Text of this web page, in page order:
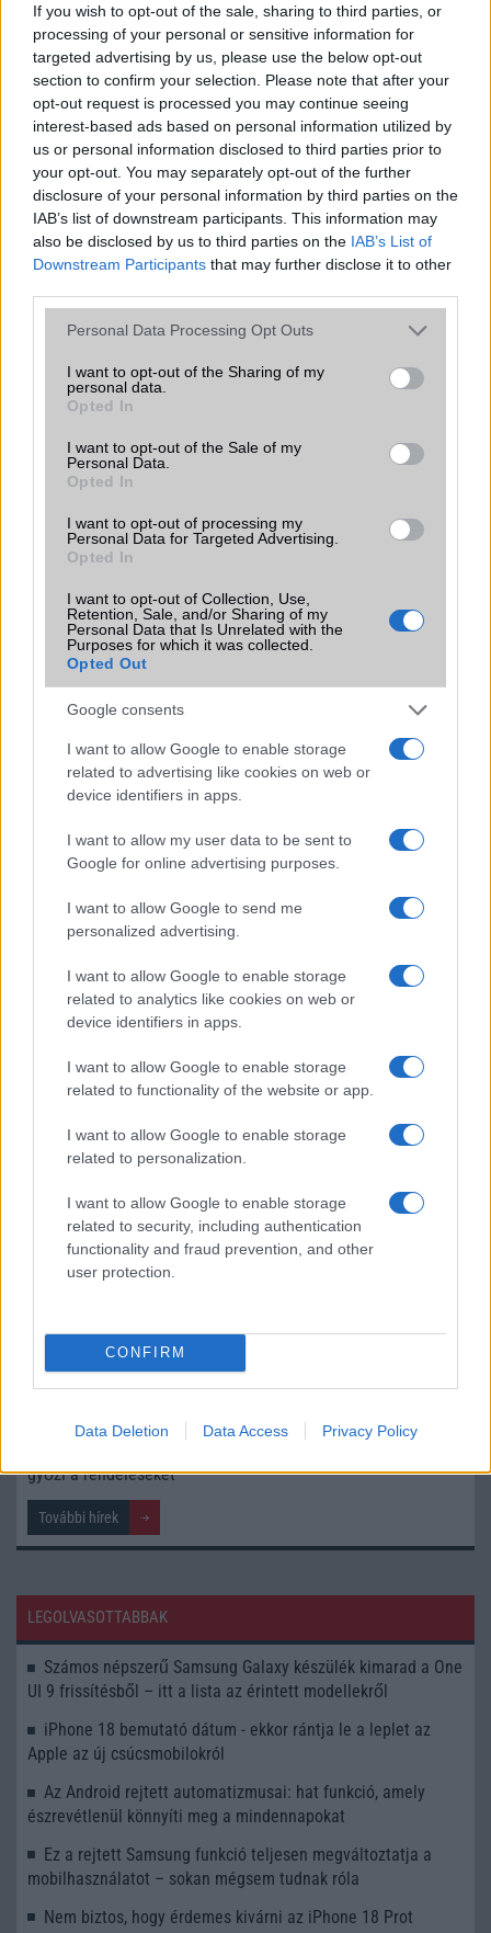
If you wish to opt-out of the sale, sharing to third parties, or
processing of your personal or sensitive information for
targeted advertising by us, please use the below opt-out
section to confirm your selection. Please note that after your
opt-out request is processed you may continue seeing
interest-based ads based on personal information utilized by
us or personal information disclosed to third parties prior to
your opt-out. You may separately opt-out of the further
disclosure of your personal information by third parties on the
IAB’s list of downstream participants. This information may
also be disclosed by us to third parties on the IAB’s List of
Downstream Participants that may further disclose it to other
Please note that this website/app uses one or more Google
not limited to your visit or usage behaviour. You may click to
grant or deny consent to Google and its third-party tags to
use your data for below specified purposes in below Google
consent section.
Personal Data Processing Opt Outs
I want to opt-out of the Sharing of my
personal data.
Opted In
I want to opt-out of the Sale of my
Personal Data.
Opted In
I want to opt-out of processing my
Personal Data for Targeted Advertising.
Opted In
I want to opt-out of Collection, Use,
Retention, Sale, and/or Sharing of my
Personal Data that Is Unrelated with the
Purposes for which it was collected.
Opted Out
Google consents
I want to allow Google to enable storage
related to advertising like cookies on web or
device identifiers in apps.
I want to allow my user data to be sent to
Google for online advertising purposes.
I want to allow Google to send me
personalized advertising.
I want to allow Google to enable storage
related to analytics like cookies on web or
device identifiers in apps.
I want to allow Google to enable storage
related to functionality of the website or app.
I want to allow Google to enable storage
related to personalization.
I want to allow Google to enable storage
related to security, including authentication
functionality and fraud prevention, and other
user protection.
CONFIRM
Data Deletion Data Access Privacy Policy
Számos népszerű Samsung Galaxy
készülék kimarad a One UI 9
frissítésből – itt a lista az érintett
modellekről
2026.06.30| Phone Arena
A One UI 9 érkezése új mesterséges intelligencia-
funkciókat és továbbfejlesztett kezelőfelületet hoz,
azonban több korábbi csúcskategóriás és középkategóriás
Galaxy készülék számára ez lesz az út vége.
iPhone 18 bemutató dátum - ekkor
rántja le a leplet az Apple az új
csúcsmobilokról
A szeptemberi eseményen az iPhone 18 Pro modellek
mellett a régóta pletykált hajlítható iPhone Ultra is
bemutatkozhat, miközben az áremelésekről szóló
találgatások továbbra is beárnyékolják a rajtot.
Az Android rejtett automatizmusai: hat
meg a mindennapokat
2026.06.14
Android már évek óta olyan intelligens funkciókat kínál,
amelyek maguktól dolgoznak a háttérben.
Ez a rejtett Samsung funkció teljesen
megváltoztatja a mobilhasználatot –
2026.07.12| Android Central
Az Edge Panel az egyik leghasznosabb funkció, amely
jelentősen felgyorsítja a mindennapi használatot,
miközben a Pixel telefonokból továbbra is hiányzik.
A Samsung teljesen Exynosra vált: a Galaxy S26 sorozatot
az új Exynos 2600 hajtja majd
Brutális, mit művelt a Samsung: az új Galaxy S26+ úgy
támad 8K-val és AI-val, hogy közben karcsúbb lett, mint
Már most kiszállították? Egy szerencsés felhasználó idő
Fontos biztonsági javítás érkezik a Galaxy telefonokra: itt a
márciusi One UI frissítés
Rejtett fejlesztést kaptak a Galaxy S26 telefonok: gyorsabb
Már szivárog a Samsung következő rendszere: felbukkant
a One UI 9
győzi a rendeléseket
További hírek
LEGOLVASOTTABBAK
Számos népszerű Samsung Galaxy készülék kimarad a One
UI 9 frissítésből – itt a lista az érintett modellekről
iPhone 18 bemutató dátum - ekkor rántja le a leplet az
Apple az új csúcsmobilokról
Az Android rejtett automatizmusai: hat funkció, amely
észrevétlenül könnyíti meg a mindennapokat
Ez a rejtett Samsung funkció teljesen megváltoztatja a
mobilhasználatot – sokan mégsem tudnak róla
Nem biztos, hogy érdemes kivárni az iPhone 18 Prot